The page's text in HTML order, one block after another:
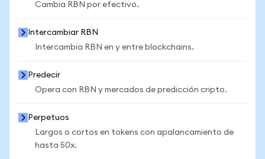
Cambia RBN por efectivo.
Intercambiar RBN
Intercambia RBN en y entre blockchains.
Predecir
Opera con RBN y mercados de predicción cripto.
Perpetuos
Largos o cortos en tokens con apalancamiento de
hasta 50x.